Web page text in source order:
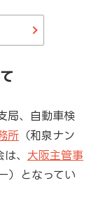
局、自動車検
所（和泉ナン
、 大阪主管事
）となってい